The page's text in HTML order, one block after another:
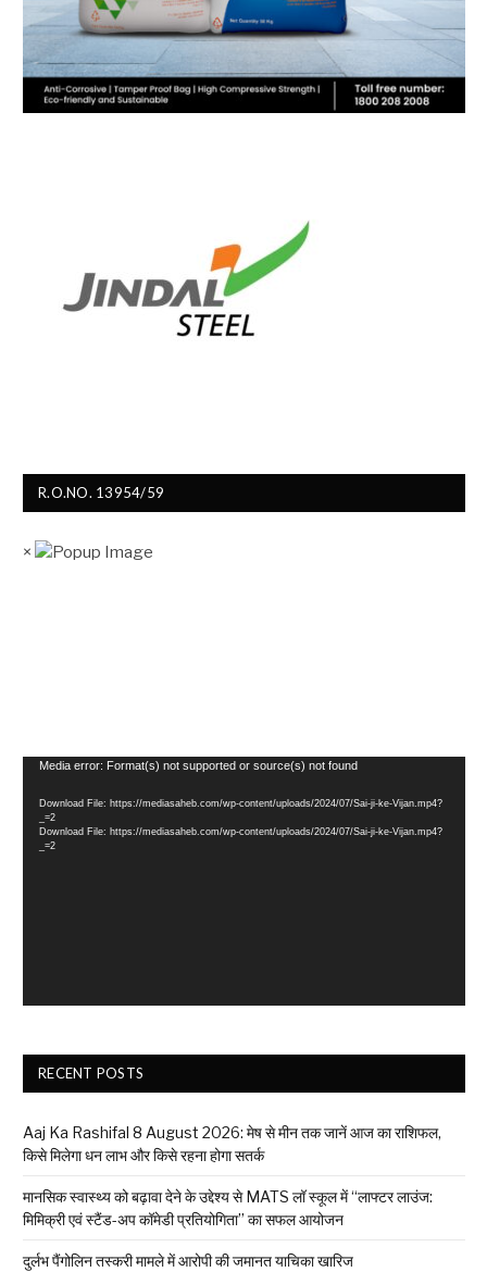
R.O.NO. 13954/59
×
Video
Media error: Format(s) not supported or source(s) not found
Download File: https://mediasaheb.com/wp-content/uploads/2024/07/Sai-ji-ke-Vijan.mp4?
_=2
Download File: https://mediasaheb.com/wp-content/uploads/2024/07/Sai-ji-ke-Vijan.mp4?
_=2
RECENT POSTS
Aaj Ka Rashifal 8 August 2026: मेष से मीन तक जानें आज का राशिफल,
किसे मिलेगा धन लाभ और किसे रहना होगा सतर्क
मानसिक स्वास्थ्य को बढ़ावा देने के उद्देश्य से MATS लॉ स्कूल में “लाफ्टर लाउंज:
मिमिक्री एवं स्टैंड-अप कॉमेडी प्रतियोगिता” का सफल आयोजन
दुर्लभ पैंगोलिन तस्करी मामले में आरोपी की जमानत याचिका खारिज